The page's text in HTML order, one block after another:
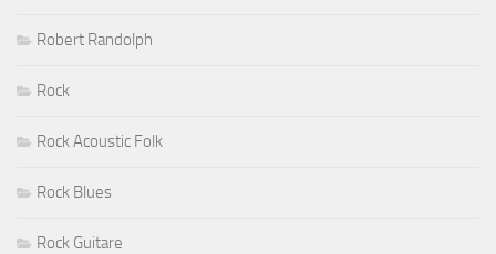
Robert Randolph
Rock
Rock Acoustic Folk
Rock Blues
Rock Guitare